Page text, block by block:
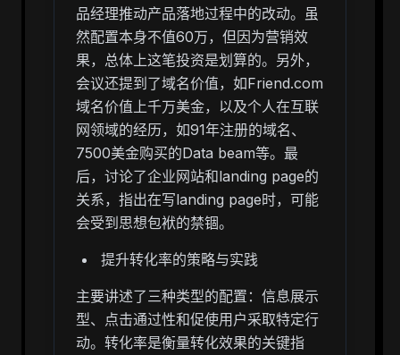
品经理推动产品落地过程中的改动。虽
然配置本身不值60万，但因为营销效
果，总体上这笔投资是划算的。另外，
会议还提到了域名价值，如Friend.com
域名价值上千万美金，以及个人在互联
网领域的经历，如91年注册的域名、
7500美金购买的Data beam等。最
后，讨论了企业网站和landing page的
关系，指出在写landing page时，可能
会受到思想包袱的禁锢。
提升转化率的策略与实践
主要讲述了三种类型的配置：信息展示
型、点击通过性和促使用户采取特定行
动。转化率是衡量转化效果的关键指